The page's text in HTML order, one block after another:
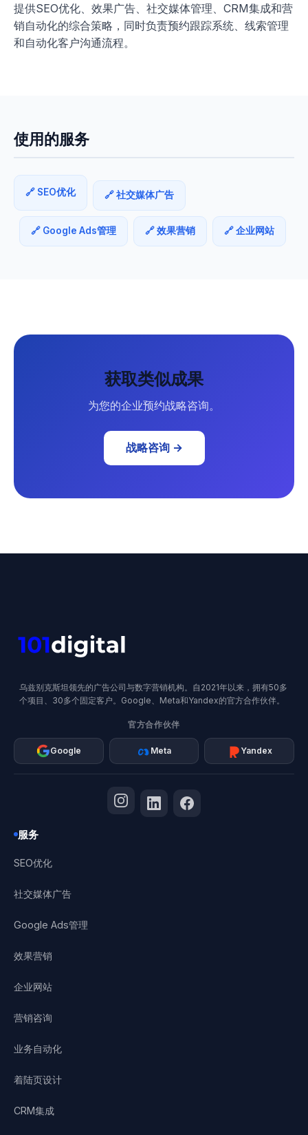
提供SEO优化、效果广告、社交媒体管理、CRM集成和营
销自动化的综合策略，同时负责预约跟踪系统、线索管理
和自动化客户沟通流程。
使用的服务
🔗 SEO优化 🔗 社交媒体广告
🔗 Google Ads管理 🔗 效果营销 🔗 企业网站
获取类似成果
为您的企业预约战略咨询。
战略咨询 →
乌兹别克斯坦领先的广告公司与数字营销机构。自2021年以来，拥有50多
个项目、30多个固定客户。Google、Meta和Yandex的官方合作伙伴。
官方合作伙伴
Google Meta Yandex
服务
SEO优化
社交媒体广告
Google Ads管理
效果营销
企业网站
营销咨询
业务自动化
着陆页设计
CRM集成